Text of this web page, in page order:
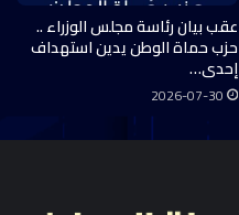
عقب بيان رئاسة مجلس الوزراء ..
حزب حماة الوطن يدين استهداف
إحدى…
2026-07-30